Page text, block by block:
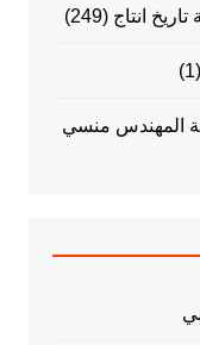
انتاج (249)
(1)